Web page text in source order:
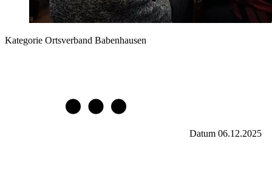
Kategorie Ortsverband Babenhausen
Datum 06.12.2025